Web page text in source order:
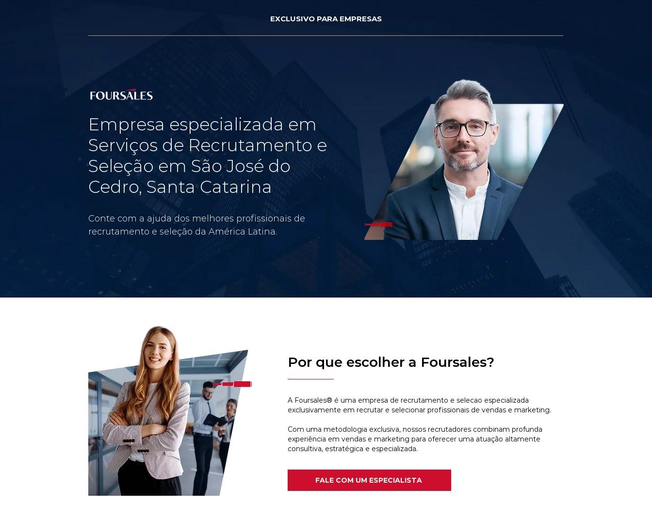
EXCLUSIVO PARA EMPRESAS
Empresa especializada em
Serviços de Recrutamento e
Seleção em São José do
Cedro, Santa Catarina
Conte com a ajuda dos melhores profissionais de
recrutamento e seleção da América Latina.
Por que escolher a Foursales?
A Foursales® é uma empresa de recrutamento e selecao especializada
exclusivamente em recrutar e selecionar profissionais de vendas e marketing.
Com uma metodologia exclusiva, nossos recrutadores combinam profunda
experiência em vendas e marketing para oferecer uma atuação altamente
consultiva, estratégica e especializada.
FALE COM UM ESPECIALISTA